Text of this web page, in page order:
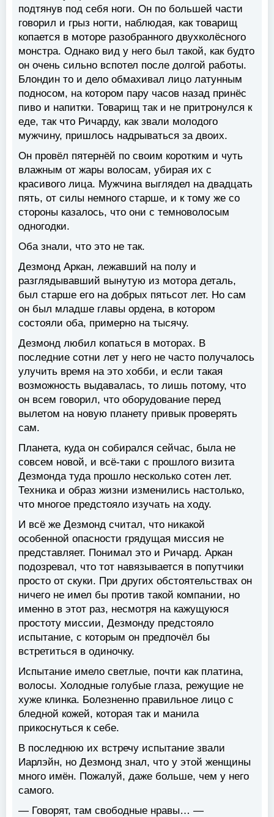
подтянув под себя ноги. Он по большей части
говорил и грыз ногти, наблюдая, как товарищ
копается в моторе разобранного двухколёсного
монстра. Однако вид у него был такой, как будто
он очень сильно вспотел после долгой работы.
Блондин то и дело обмахивал лицо латунным
подносом, на котором пару часов назад принёс
пиво и напитки. Товарищ так и не притронулся к
еде, так что Ричарду, как звали молодого
мужчину, пришлось надрываться за двоих.
Он провёл пятернёй по своим коротким и чуть
влажным от жары волосам, убирая их с
красивого лица. Мужчина выглядел на двадцать
пять, от силы немного старше, и к тому же со
стороны казалось, что они с темноволосым
одногодки.
Оба знали, что это не так.
Дезмонд Аркан, лежавший на полу и
разглядывавший вынутую из мотора деталь,
был старше его на добрых пятьсот лет. Но сам
он был младше главы ордена, в котором
состояли оба, примерно на тысячу.
Дезмонд любил копаться в моторах. В
последние сотни лет у него не часто получалось
улучить время на это хобби, и если такая
возможность выдавалась, то лишь потому, что
он всем говорил, что оборудование перед
вылетом на новую планету привык проверять
сам.
Планета, куда он собирался сейчас, была не
совсем новой, и всё-таки с прошлого визита
Дезмонда туда прошло несколько сотен лет.
Техника и образ жизни изменились настолько,
что многое предстояло изучать на ходу.
И всё же Дезмонд считал, что никакой
особенной опасности грядущая миссия не
представляет. Понимал это и Ричард. Аркан
подозревал, что тот навязывается в попутчики
просто от скуки. При других обстоятельствах он
ничего не имел бы против такой компании, но
именно в этот раз, несмотря на кажущуюся
простоту миссии, Дезмонду предстояло
испытание, с которым он предпочёл бы
встретиться в одиночку.
Испытание имело светлые, почти как платина,
волосы. Холодные голубые глаза, режущие не
хуже клинка. Болезненно правильное лицо с
бледной кожей, которая так и манила
прикоснуться к себе.
В последнюю их встречу испытание звали
Иарлэйн, но Дезмонд знал, что у этой женщины
много имён. Пожалуй, даже больше, чем у него
самого.
— Говорят, там свободные нравы… —